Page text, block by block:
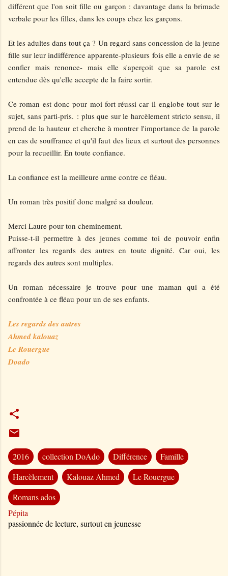
différent que l'on soit fille ou garçon : davantage dans la brimade
verbale pour les filles, dans les coups chez les garçons.
Et les adultes dans tout ça ? Un regard sans concession de la jeune
fille sur leur indifférence apparente-plusieurs fois elle a envie de se
confier mais renonce- mais elle s'aperçoit que sa parole est
entendue dès qu'elle accepte de la faire sortir.
Ce roman est donc pour moi fort réussi car il englobe tout sur le
sujet, sans parti-pris. : plus que sur le harcèlement stricto sensu, il
prend de la hauteur et cherche à montrer l'importance de la parole
en cas de souffrance et qu'il faut des lieux et surtout des personnes
pour la recueillir. En toute confiance.
La confiance est la meilleure arme contre ce fléau.
Un roman très positif donc malgré sa douleur.
Merci Laure pour ton cheminement.
Puisse-t-il permettre à des jeunes comme toi de pouvoir enfin
affronter les regards des autres en toute dignité. Car oui, les
regards des autres sont multiples.
Un roman nécessaire je trouve pour une maman qui a été
confrontée à ce fléau pour un de ses enfants.
Les regards des autres
Ahmed kalouaz
Le Rouergue
Doado
2016 collection DoAdo Différence
Famille
Harcèlement
Kalouaz Ahmed
Le Rouergue
Romans ados
Pépita
passionnée de lecture, surtout en jeunesse